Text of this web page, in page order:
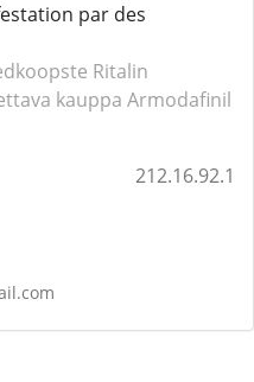
par des
Ritalin
kauppa Armodafinil
212.16.92.1